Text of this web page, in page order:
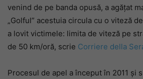
venind de pe banda opusă, a agățat
„Golful” acestuia circula cu o viteză
a lovit victimele: limita de viteză pe
de 50 km/oră, scrie Corriere della
Procesul de apel a început în 2011 și